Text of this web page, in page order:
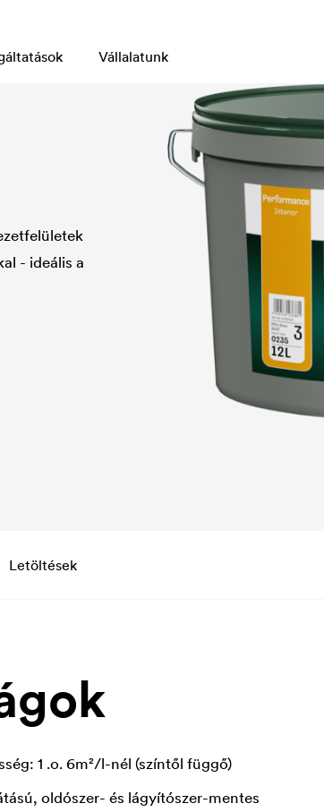
Vállalatunk
- ideális a
Letöltések
1 .o. 6m²/l-nél (színtől függő)
oldószer- és lágyítószer-mentes